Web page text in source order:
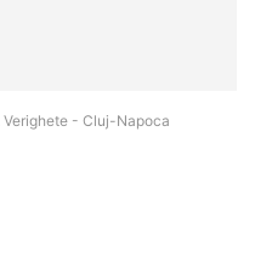
- Cluj-Napoca